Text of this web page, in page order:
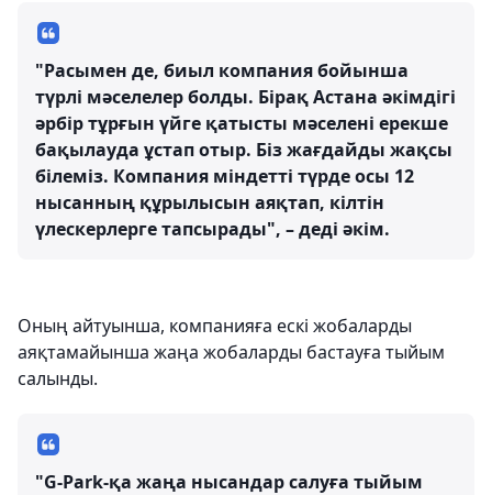
"Расымен де, биыл компания бойынша
түрлі мәселелер болды. Бірақ Астана әкімдігі
әрбір тұрғын үйге қатысты мәселені ерекше
бақылауда ұстап отыр. Біз жағдайды жақсы
білеміз. Компания міндетті түрде осы 12
нысанның құрылысын аяқтап, кілтін
үлескерлерге тапсырады", – деді әкім.
Оның айтуынша, компанияға ескі жобаларды
аяқтамайынша жаңа жобаларды бастауға тыйым
салынды.
"G-Park-қа жаңа нысандар салуға тыйым